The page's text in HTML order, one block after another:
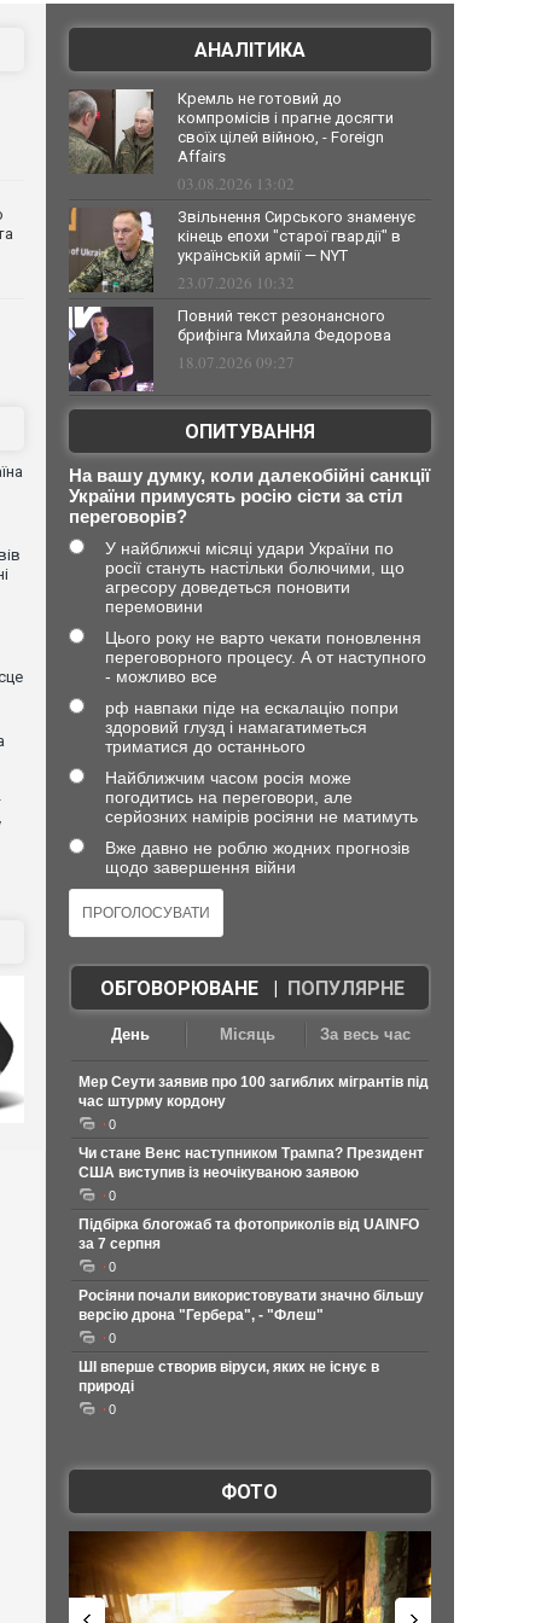
АНАЛІТИКА
Кремль не готовий до
компромісів і прагне досягти
своїх цілей війною, - Foreign
Affairs
03.08.2026 13:02
Звільнення Сирського знаменує
кінець епохи "старої гвардії" в
українській армії — NYT
23.07.2026 10:32
Повний текст резонансного
брифінга Михайла Федорова
18.07.2026 09:27
ОПИТУВАННЯ
На вашу думку, коли далекобійні санкції
України примусять росію сісти за стіл
переговорів?
У найближчі місяці удари України по
росії стануть настільки болючими, що
агресору доведеться поновити
перемовини
Цього року не варто чекати поновлення
переговорного процесу. А от наступного
- можливо все
рф навпаки піде на ескалацію попри
здоровий глузд і намагатиметься
триматися до останнього
Найближчим часом росія може
погодитись на переговори, але
серйозних намірів росіяни не матимуть
Вже давно не роблю жодних прогнозів
щодо завершення війни
ОБГОВОРЮВАНЕ| ПОПУЛЯРНЕ
День Місяць За весь час
Мер Сеути заявив про 100 загиблих мігрантів під
час штурму кордону
0
Чи стане Венс наступником Трампа? Президент
США виступив із неочікуваною заявою
0
Підбірка блогожаб та фотоприколів від UAINFO
за 7 серпня
0
Росіяни почали використовувати значно більшу
версію дрона "Гербера", - "Флеш"
0
ШІ вперше створив віруси, яких не існує в
природі
0
ФОТО